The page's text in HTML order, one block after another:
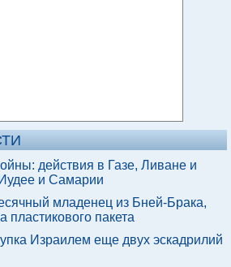
действия в Газе, Ливане и
и Самарии
младенец из Бней-Брака,
пластикового пакета
Израилем еще двух эскадрилий